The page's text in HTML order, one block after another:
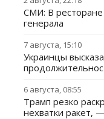
СМИ: В ресторане
генерала
7 августа, 15:10
Украинцы
6 августа, 08:55
Трамп резко
нехватки ракет,